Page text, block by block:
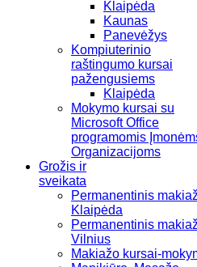
Klaipėda
Kaunas
Panevėžys
Kompiuterinio
raštingumo kursai
pažengusiems
Klaipėda
Mokymo kursai su
Microsoft Office
programomis
Organizacijoms
Grožis ir
sveikata
Permanentinis
Klaipėda
Permanentinis
Vilnius
Makiažo kursai-